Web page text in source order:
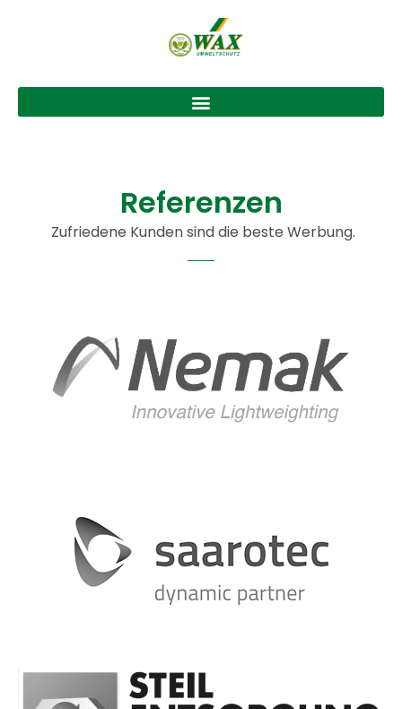
Referenzen
Zufriedene Kunden sind die beste Werbung.